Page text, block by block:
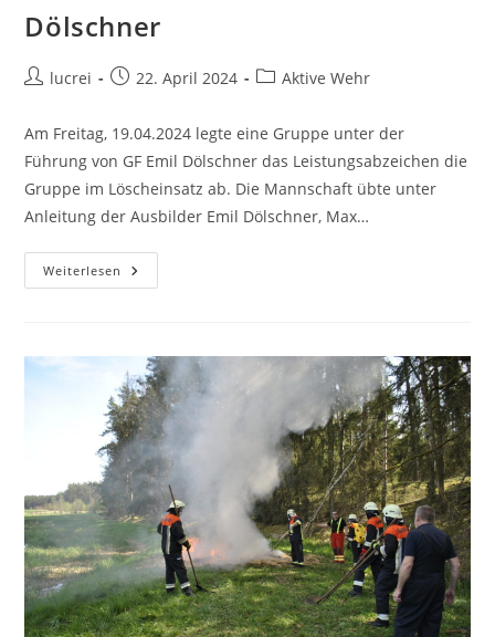
Dölschner
lucrei 22. April 2024 Aktive Wehr
Am Freitag, 19.04.2024 legte eine Gruppe unter der
Führung von GF Emil Dölschner das Leistungsabzeichen die
Gruppe im Löscheinsatz ab. Die Mannschaft übte unter
Anleitung der Ausbilder Emil Dölschner, Max…
Weiterlesen